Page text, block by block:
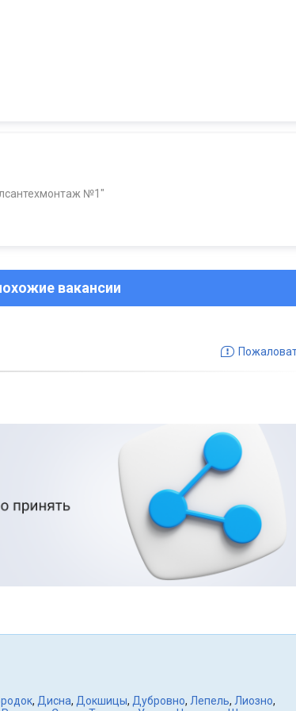
№1"
вакансии
, Дисна, Докшицы, Дубровно, Лепель, Лиозно,